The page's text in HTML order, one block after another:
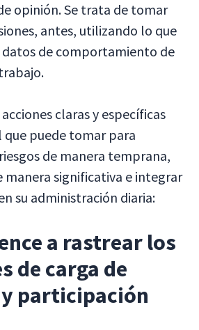
opinión. Se trata de tomar
antes, utilizando lo que
datos de comportamiento de
claras y específicas
que puede tomar para
de manera temprana,
manera significativa e integrar
su administración diaria:
a rastrear los
de carga de
participación